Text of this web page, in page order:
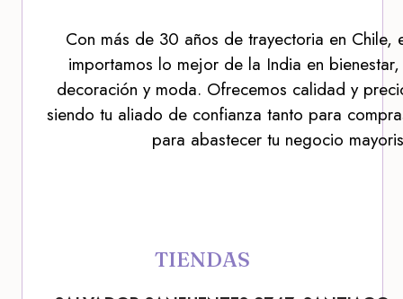
Con más de 30 años de trayectoria en Chile,
importamos lo mejor de la India en
decoración y moda. Ofrecemos calidad y
siendo tu aliado de confianza tanto para
para abastecer tu negocio
TIENDAS